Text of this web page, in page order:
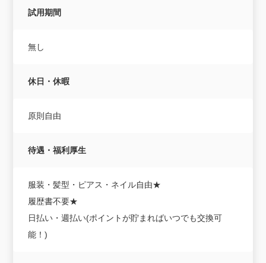
試用期間
無し
休日・休暇
原則自由
待遇・福利厚生
服装・髪型・ピアス・ネイル自由★
履歴書不要★
日払い・週払い(ポイントが貯まればいつでも交換可
能！)